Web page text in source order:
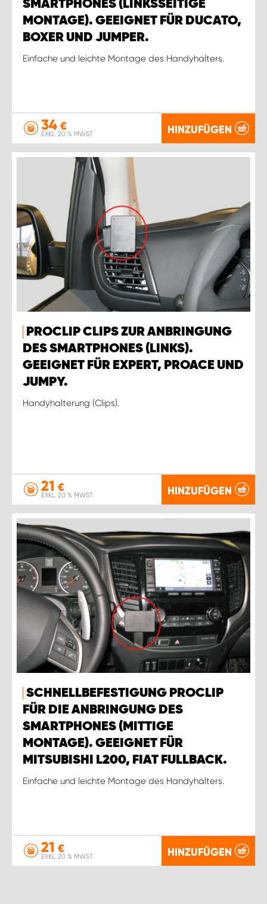
SMARTPHONES (LINKSSEITIGE
MONTAGE). GEEIGNET FÜR DUCATO,
BOXER UND JUMPER.
Einfache und leichte Montage des Handyhalters.
34 €
EXKL. 20 % MWST. HINZUFÜGEN
PROCLIP CLIPS ZUR ANBRINGUNG
DES SMARTPHONES (LINKS).
GEEIGNET FÜR EXPERT, PROACE UND
JUMPY.
Handyhalterung (Clips).
21 €
EXKL. 20 % MWST. HINZUFÜGEN
SCHNELLBEFESTIGUNG PROCLIP
FÜR DIE ANBRINGUNG DES
SMARTPHONES (MITTIGE
MONTAGE). GEEIGNET FÜR
MITSUBISHI L200, FIAT FULLBACK.
Einfache und leichte Montage des Handyhalters.
21 €
EXKL. 20 % MWST. HINZUFÜGEN